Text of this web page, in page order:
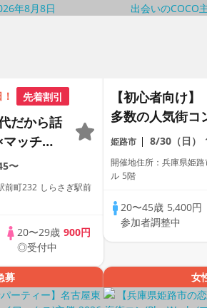
先着割引
だから話
ッチン
グコン
〜
前町232 しらさぎ駅前
20〜29歳900円
◎受付中
【初心者向け
多数の人気街コ
着席】【お一人
【豊富な飲み放
送食材コース】
ト】【LINE交
あり☆】
姫路市 8/30（日）
開催地住所：兵庫県姫
ル 5階
20〜45歳 5,400円
参加者調整中
募 女